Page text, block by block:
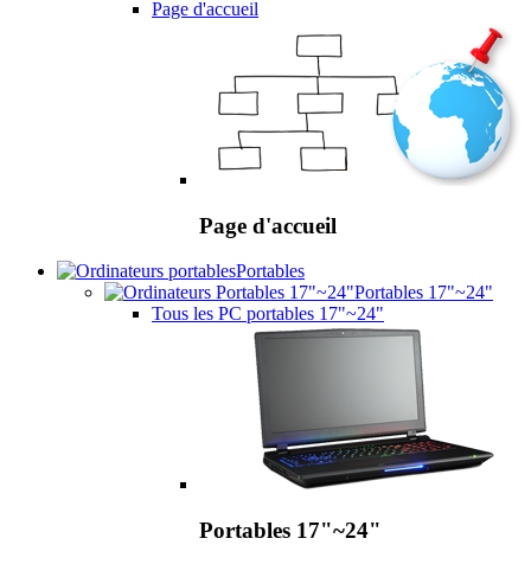
Page d'accueil
Page d'accueil
Portables
Portables 17"~24"
Tous les PC portables 17"~24"
Portables 17"~24"